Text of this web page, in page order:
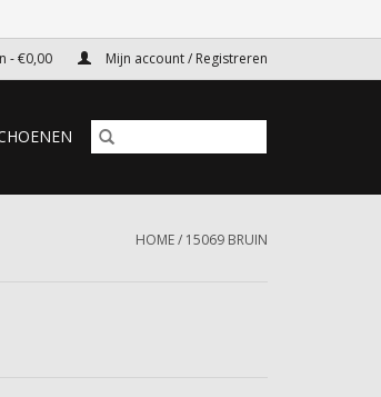
- €0,00 Mijn account / Registreren
HOME/ 15069 BRUIN